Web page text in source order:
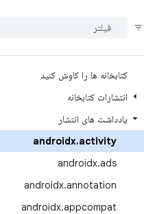
کتابخانه ها را کاوش کنید
انتشارات کتابخانه
یادداشت های انتشار
androidx.activity
androidx.ads
androidx.annotation
androidx.appcompat